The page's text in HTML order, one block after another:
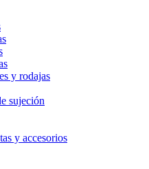
y rodajas
sujeción
y accesorios